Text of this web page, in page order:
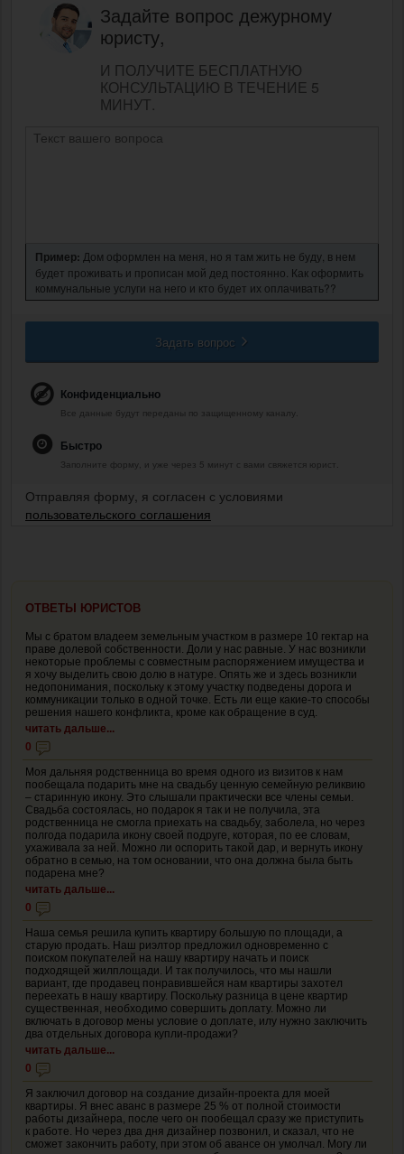
Задайте вопрос дежурному
юристу,
И ПОЛУЧИТЕ БЕСПЛАТНУЮ
КОНСУЛЬТАЦИЮ В ТЕЧЕНИЕ 5
МИНУТ.
Пример: Дом оформлен на меня, но я там жить не буду, в нем
будет проживать и прописан мой дед постоянно. Как оформить
коммунальные услуги на него и кто будет их оплачивать??
Задать вопрос
Конфиденциально
Все данные будут переданы по защищенному каналу.
Быстро
Заполните форму, и уже через 5 минут с вами свяжется юрист.
Отправляя форму, я согласен с условиями
пользовательского соглашения
ОТВЕТЫ ЮРИСТОВ
Мы с братом владеем земельным участком в размере 10 гектар на
праве долевой собственности. Доли у нас равные. У нас возникли
некоторые проблемы с совместным распоряжением имущества и
я хочу выделить свою долю в натуре. Опять же и здесь возникли
недопонимания, поскольку к этому участку подведены дорога и
коммуникации только в одной точке. Есть ли еще какие-то способы
решения нашего конфликта, кроме как обращение в суд.
читать дальше...
0
Моя дальняя родственница во время одного из визитов к нам
пообещала подарить мне на свадьбу ценную семейную реликвию
– старинную икону. Это слышали практически все члены семьи.
Свадьба состоялась, но подарок я так и не получила, эта
родственница не смогла приехать на свадьбу, заболела, но через
полгода подарила икону своей подруге, которая, по ее словам,
ухаживала за ней. Можно ли оспорить такой дар, и вернуть икону
обратно в семью, на том основании, что она должна была быть
подарена мне?
читать дальше...
0
Наша семья решила купить квартиру большую по площади, а
старую продать. Наш риэлтор предложил одновременно с
поиском покупателей на нашу квартиру начать и поиск
подходящей жилплощади. И так получилось, что мы нашли
вариант, где продавец понравившейся нам квартиры захотел
переехать в нашу квартиру. Поскольку разница в цене квартир
существенная, необходимо совершить доплату. Можно ли
включать в договор мены условие о доплате, илу нужно заключить
два отдельных договора купли-продажи?
читать дальше...
0
Я заключил договор на создание дизайн-проекта для моей
квартиры. Я внес аванс в размере 25 % от полной стоимости
работы дизайнера, после чего он пообещал сразу же приступить
к работе. Но через два дня дизайнер позвонил, и сказал, что не
сможет закончить работу, при этом об авансе он умолчал. Могу ли